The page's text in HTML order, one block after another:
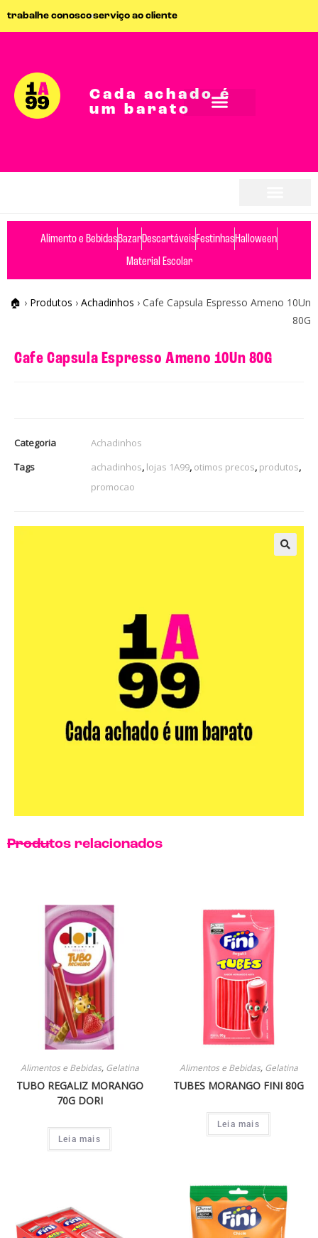
trabalhe conoscoserviço ao cliente
Cada achado é
um barato
Alimento e BebidasBazarDescartáveisFestinhasHalloween
Material Escolar
🏠 › Produtos › Achadinhos › Cafe Capsula Espresso Ameno 10Un
80G
Cafe Capsula Espresso Ameno 10Un 80G
Categoria
Achadinhos
Tags
achadinhos, lojas 1A99, otimos precos, produtos,
promocao
Produtos relacionados
Alimentos e Bebidas, Gelatina
TUBO REGALIZ MORANGO
70G DORI
Leia mais
Alimentos e Bebidas, Gelatina
TUBES MORANGO FINI 80G
Leia mais